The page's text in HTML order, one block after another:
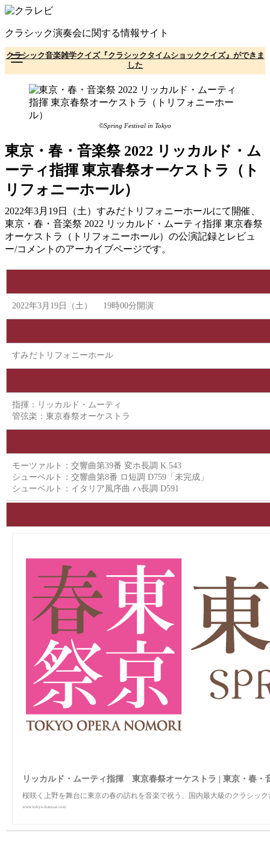
コ
テ
ン
ツ
へ
クラシック演奏会に関する情報サイト
クラシック音楽雑学クイズ『クラシックタイムショッククイズ』ができま
した
©Spring Festival in Tokyo
東京・春・音楽祭 2022 リッカルド・ム
ーティ指揮 東京春祭オーケストラ（ト
リフォニーホール）
2022年3月19日（土）すみだトリフォニーホールにて開催、
東京・春・音楽祭 2022 リッカルド・ムーティ指揮 東京春祭
オーケストラ（トリフォニーホール）の公演記録とレビュ
ー/コメントのアーカイブページです。
2022年3月19日（土） 19時00分開演
すみだトリフォニーホール
指揮：リッカルド・ムーティ
管弦楽：東京春祭オーケストラ
モーツァルト：交響曲第39番 変ホ長調 K.543
シューベルト：交響曲第8番 ロ短調 D759「未完成」
シューベルト：イタリア風序曲 ハ長調 D591
リッカルド・ムーティ指揮 東京春祭オーケストラ | 東京・春・
桜咲く上野を舞台に東京の春の訪れを音楽で祝う、国内最大級のクラシッ
www.tokyo-harusai.com